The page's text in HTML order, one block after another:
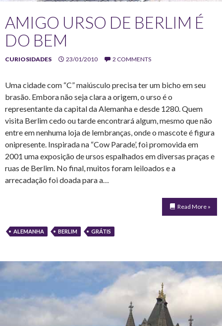
AMIGO URSO DE BERLIM É
DO BEM
CURIOSIDADES 23/01/2010 2 COMMENTS
Uma cidade com “C” maiúsculo precisa ter um bicho em seu
brasão. Embora não seja clara a origem, o urso é o
representante da capital da Alemanha e desde 1280. Quem
visita Berlim cedo ou tarde encontrará algum, mesmo que não
entre em nenhuma loja de lembranças, onde o mascote é figura
onipresente. Inspirada na “Cow Parade’, foi promovida em
2001 uma exposição de ursos espalhados em diversas praças e
ruas de Berlim. No final, muitos foram leiloados e a
arrecadação foi doada para a…
Read More »
ALEMANHA BERLIM GRÁTIS